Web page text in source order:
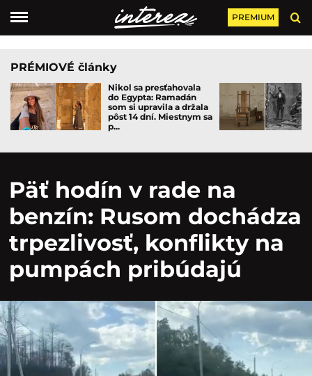
PREMIUM
PRÉMIOVÉ články
Nikol sa presťahovala
do Egypta: Ramadán
som si upravila a držala
pôst 14 dní. Miestnym sa
p...
Päť hodín v rade na
benzín: Rusom dochádza
trpezlivosť, konflikty na
pumpách pribúdajú